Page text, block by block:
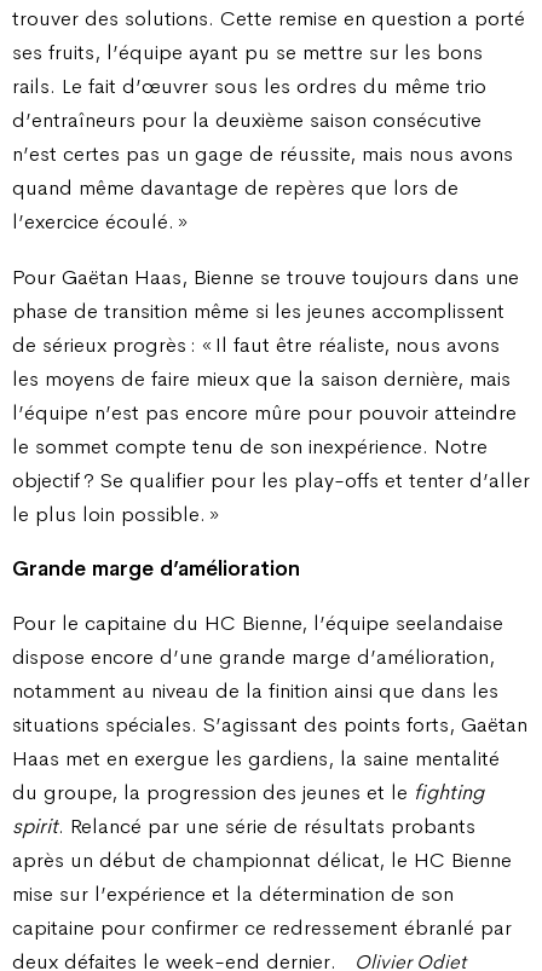
trouver des solutions. Cette remise en question a porté
ses fruits, l’équipe ayant pu se mettre sur les bons
rails. Le fait d’œuvrer sous les ordres du même trio
d’entraîneurs pour la deuxième saison consécutive
n’est certes pas un gage de réussite, mais nous avons
quand même davantage de repères que lors de
l’exercice écoulé. »
Pour Gaëtan Haas, Bienne se trouve toujours dans une
phase de transition même si les jeunes accomplissent
de sérieux progrès : « Il faut être réaliste, nous avons
les moyens de faire mieux que la saison dernière, mais
l’équipe n’est pas encore mûre pour pouvoir atteindre
le sommet compte tenu de son inexpérience. Notre
objectif ? Se qualifier pour les play-offs et tenter d’aller
le plus loin possible. »
Grande marge d’amélioration
Pour le capitaine du HC Bienne, l’équipe seelandaise
dispose encore d’une grande marge d’amélioration,
notamment au niveau de la finition ainsi que dans les
situations spéciales. S’agissant des points forts, Gaëtan
Haas met en exergue les gardiens, la saine mentalité
du groupe, la progression des jeunes et le fighting
spirit. Relancé par une série de résultats probants
après un début de championnat délicat, le HC Bienne
mise sur l’expérience et la détermination de son
capitaine pour confirmer ce redressement ébranlé par
deux défaites le week-end dernier.
Olivier Odiet